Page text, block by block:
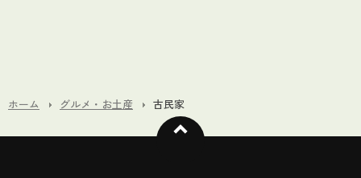
ホーム グルメ・お土産 古民家